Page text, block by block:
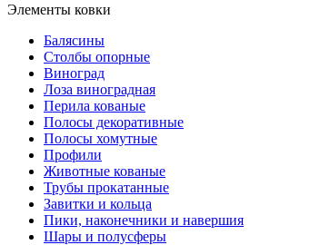
Элементы ковки
Балясины
Столбы опорные
Виноград
Лоза виноградная
Перила кованые
Полосы декоративные
Полосы хомутные
Профили
Животные кованые
Трубы прокатанные
Завитки и кольца
Пики, наконечники и навершия
Шары и полусферы